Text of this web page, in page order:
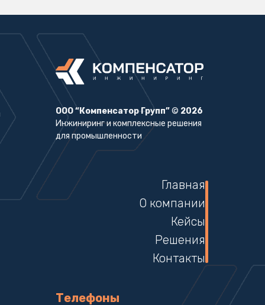
ООО “Компенсатор Групп”© 2026
Инжиниринг и комплексные решения
для промышленности
Телефоны
Главная
О компании
Кейсы
Решения
Контакты